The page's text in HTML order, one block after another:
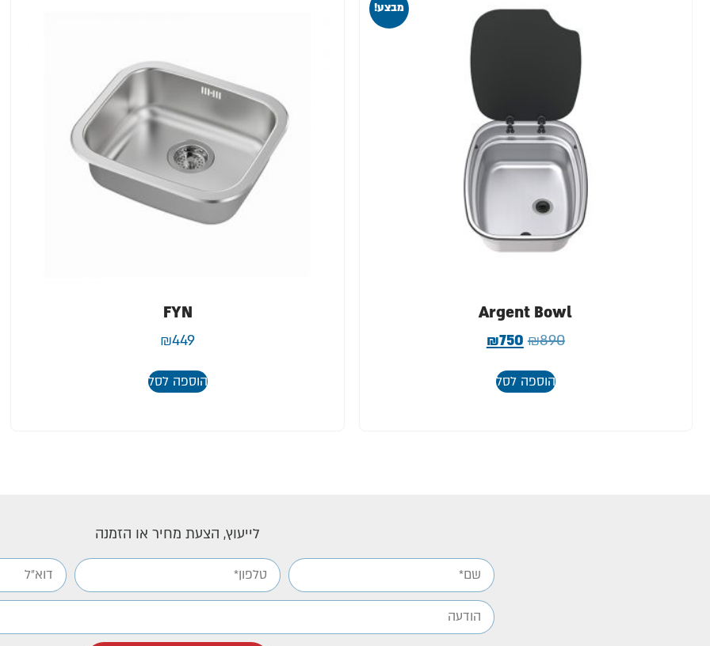
מבצע!
Argent Bowl
₪890
₪750
הוספה לסל
FYN
₪449
הוספה לסל
לייעוץ, הצעת מחיר או הזמנה